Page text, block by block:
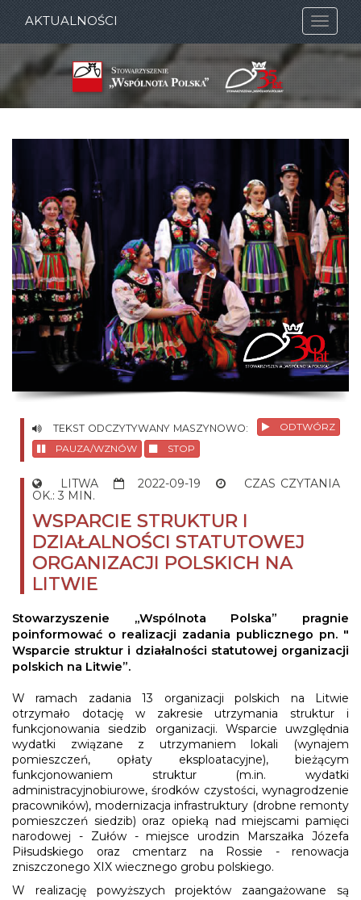
AKTUALNOŚCI
TEKST ODCZYTYWANY MASZYNOWO:
ODTWÓRZ
PAUZA/WZNÓW
STOP
LITWA 2022-09-19
CZAS CZYTANIA
OK.: 3 MIN.
WSPARCIE STRUKTUR I
DZIAŁALNOŚCI STATUTOWEJ
ORGANIZACJI POLSKICH NA
LITWIE
Stowarzyszenie „Wspólnota Polska” pragnie
poinformować o realizacji zadania publicznego pn. "
Wsparcie struktur i działalności statutowej organizacji
polskich na Litwie”.
W ramach zadania 13 organizacji polskich na Litwie
otrzymało dotację w zakresie utrzymania struktur i
funkcjonowania siedzib organizacji. Wsparcie uwzględnia
wydatki związane z utrzymaniem lokali (wynajem
pomieszczeń, opłaty eksploatacyjne), bieżącym
funkcjonowaniem struktur (m.in. wydatki
administracyjnobiurowe, środków czystości, wynagrodzenie
pracowników), modernizacja infrastruktury (drobne remonty
pomieszczeń siedzib) oraz opieką nad miejscami pamięci
narodowej - Zułów - miejsce urodzin Marszałka Józefa
Piłsudskiego oraz cmentarz na Rossie - renowacja
zniszczonego XIX wiecznego grobu polskiego.
W realizację powyższych projektów zaangażowane są